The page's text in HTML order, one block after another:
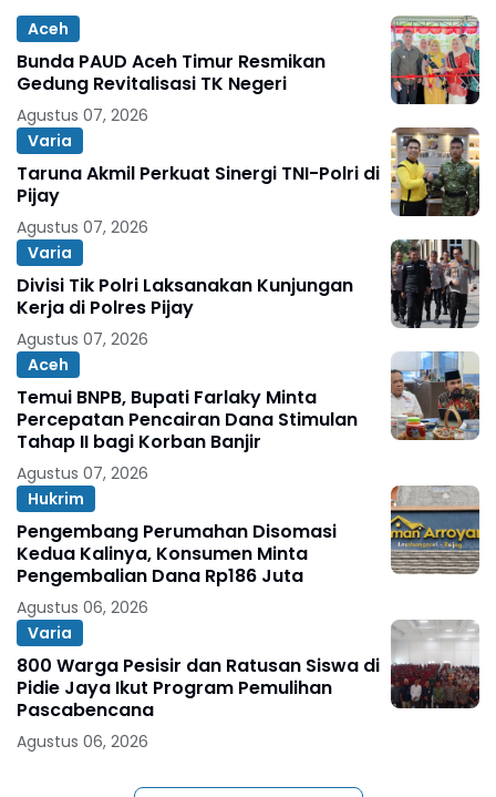
Aceh
Bunda PAUD Aceh Timur Resmikan
Gedung Revitalisasi TK Negeri
Agustus 07, 2026
Varia
Taruna Akmil Perkuat Sinergi TNI-Polri di
Pijay
Agustus 07, 2026
Varia
Divisi Tik Polri Laksanakan Kunjungan
Kerja di Polres Pijay
Agustus 07, 2026
Aceh
Temui BNPB, Bupati Farlaky Minta
Percepatan Pencairan Dana Stimulan
Tahap II bagi Korban Banjir
Agustus 07, 2026
Hukrim
Pengembang Perumahan Disomasi
Kedua Kalinya, Konsumen Minta
Pengembalian Dana Rp186 Juta
Agustus 06, 2026
Varia
800 Warga Pesisir dan Ratusan Siswa di
Pidie Jaya Ikut Program Pemulihan
Pascabencana
Agustus 06, 2026